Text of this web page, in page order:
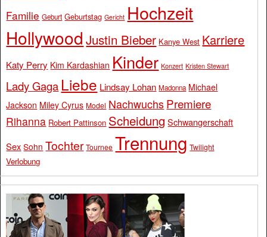
Familie Geburt Geburtstag Gericht Hochzeit
Hollywood Justin Bieber Kanye West Karriere
Katy Perry Kim Kardashian Kinder Konzert Kristen Stewart
Lady Gaga Liebe Lindsay Lohan Madonna Michael
Jackson Miley Cyrus Model Nachwuchs Premiere
Rihanna Robert Pattinson Scheidung Schwangerschaft
Sex Sohn Tochter Tournee Trennung Twilight
Verlobung